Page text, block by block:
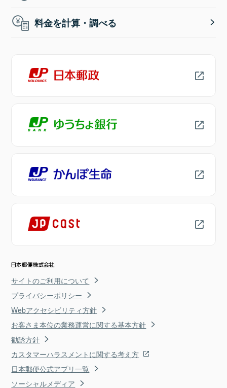
料金を計算・調べる
サイトのご利用について
プライバシーポリシー
Webアクセシビリティ方針
お客さま本位の業務運営に関する基本方針
勧誘方針
カスタマーハラスメントに関する考え方
日本郵便公式アプリ一覧
ソーシャルメディア